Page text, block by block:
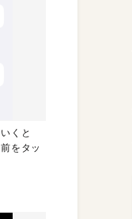
くと
をタッ